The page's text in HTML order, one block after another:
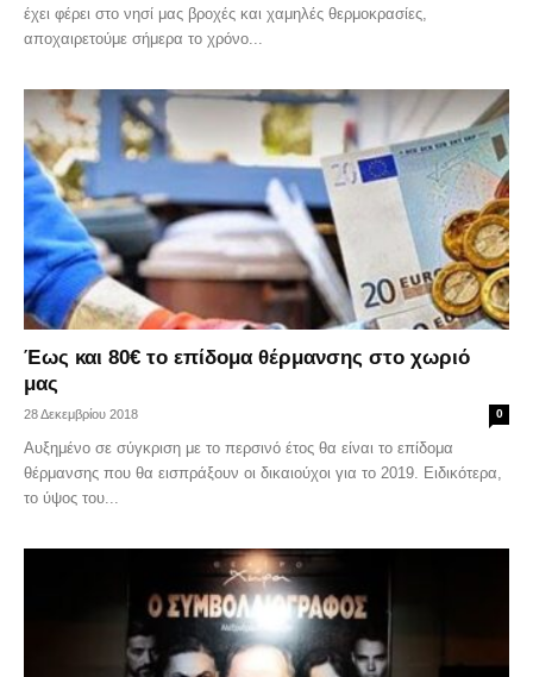
έχει φέρει στο νησί μας βροχές και χαμηλές θερμοκρασίες,
αποχαιρετούμε σήμερα το χρόνο...
Έως και 80€ το επίδομα θέρμανσης στο χωριό
μας
28 Δεκεμβρίου 2018 0
Αυξημένο σε σύγκριση με το περσινό έτος θα είναι το επίδομα
θέρμανσης που θα εισπράξουν οι δικαιούχοι για το 2019. Ειδικότερα,
το ύψος του...